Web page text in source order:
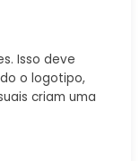
Isso deve
o logotipo,
criam uma